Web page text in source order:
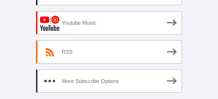
Youtube Music
RSS
More Subscribe Options